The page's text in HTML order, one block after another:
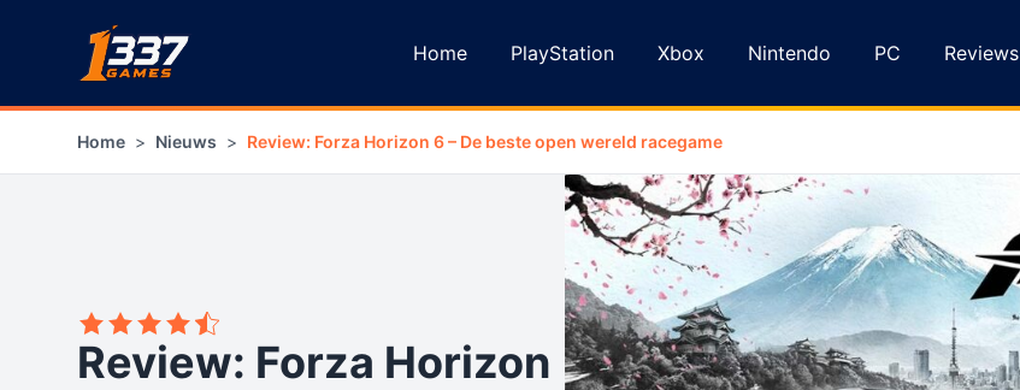
Home
PlayStation Xbox Nintendo PC Reviews
Home > Nieuws > Review: Forza Horizon 6 – De beste open wereld racegame
4,5
Review: Forza Horizon